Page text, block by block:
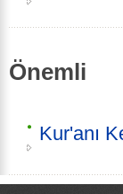
Önemli
Kur'anı